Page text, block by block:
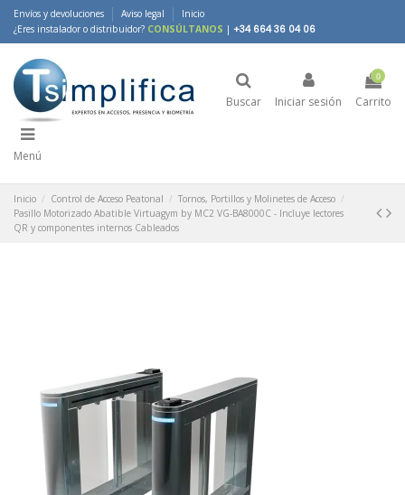
Envíos y devoluciones Aviso legal
Inicio
¿Eres instalador o distribuidor? CONSÚLTANOS | +34 664 36 04 06
Buscar Iniciar sesión
0
Carrito
Menú
Inicio Control de Acceso Peatonal
Tornos, Portillos y Molinetes de Acceso
Pasillo Motorizado Abatible Virtuagym by MC2 VG-BA8000C - Incluye lectores
QR y componentes internos Cableados